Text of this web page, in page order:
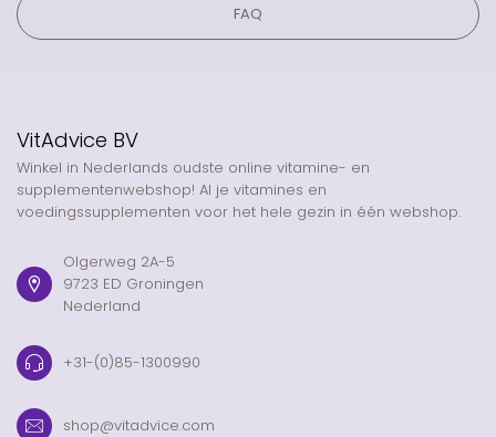
FAQ
VitAdvice BV
Winkel in Nederlands oudste online vitamine- en
supplementenwebshop! Al je vitamines en
voedingssupplementen voor het hele gezin in één webshop.
Olgerweg 2A-5
9723 ED Groningen
Nederland
+31-(0)85-1300990
shop@vitadvice.com